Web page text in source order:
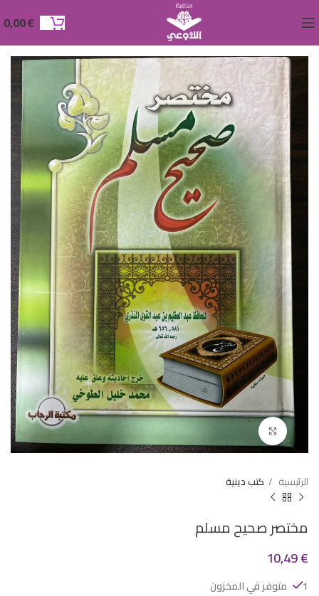
0,00€
الرئيسية كتب دينية
مختصر صحيح مسلم
10,49€
1 متوفر في المخزون